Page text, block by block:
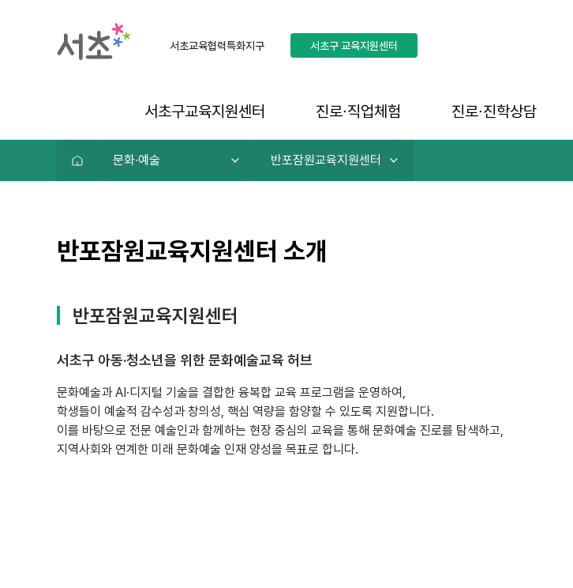
서초교육협력특화지구 서초구교육지원센터
서초구교육지원센터 진로∙직업체험 진로∙진학상담
문화∙예술 반포잠원교육지원센터
반포잠원교육지원센터 소개
반포잠원교육지원센터
서초구 아동·청소년을 위한 문화예술교육 허브
문화예술과 AI·디지털 기술을 결합한 융복합 교육 프로그램을 운영하여,
학생들이 예술적 감수성과 창의성, 핵심 역량을 함양할 수 있도록 지원합니다.
이를 바탕으로 전문 예술인과 함께하는 현장 중심의 교육을 통해 문화예술 진로를 탐색하고,
지역사회와 연계한 미래 문화예술 인재 양성을 목표로 합니다.